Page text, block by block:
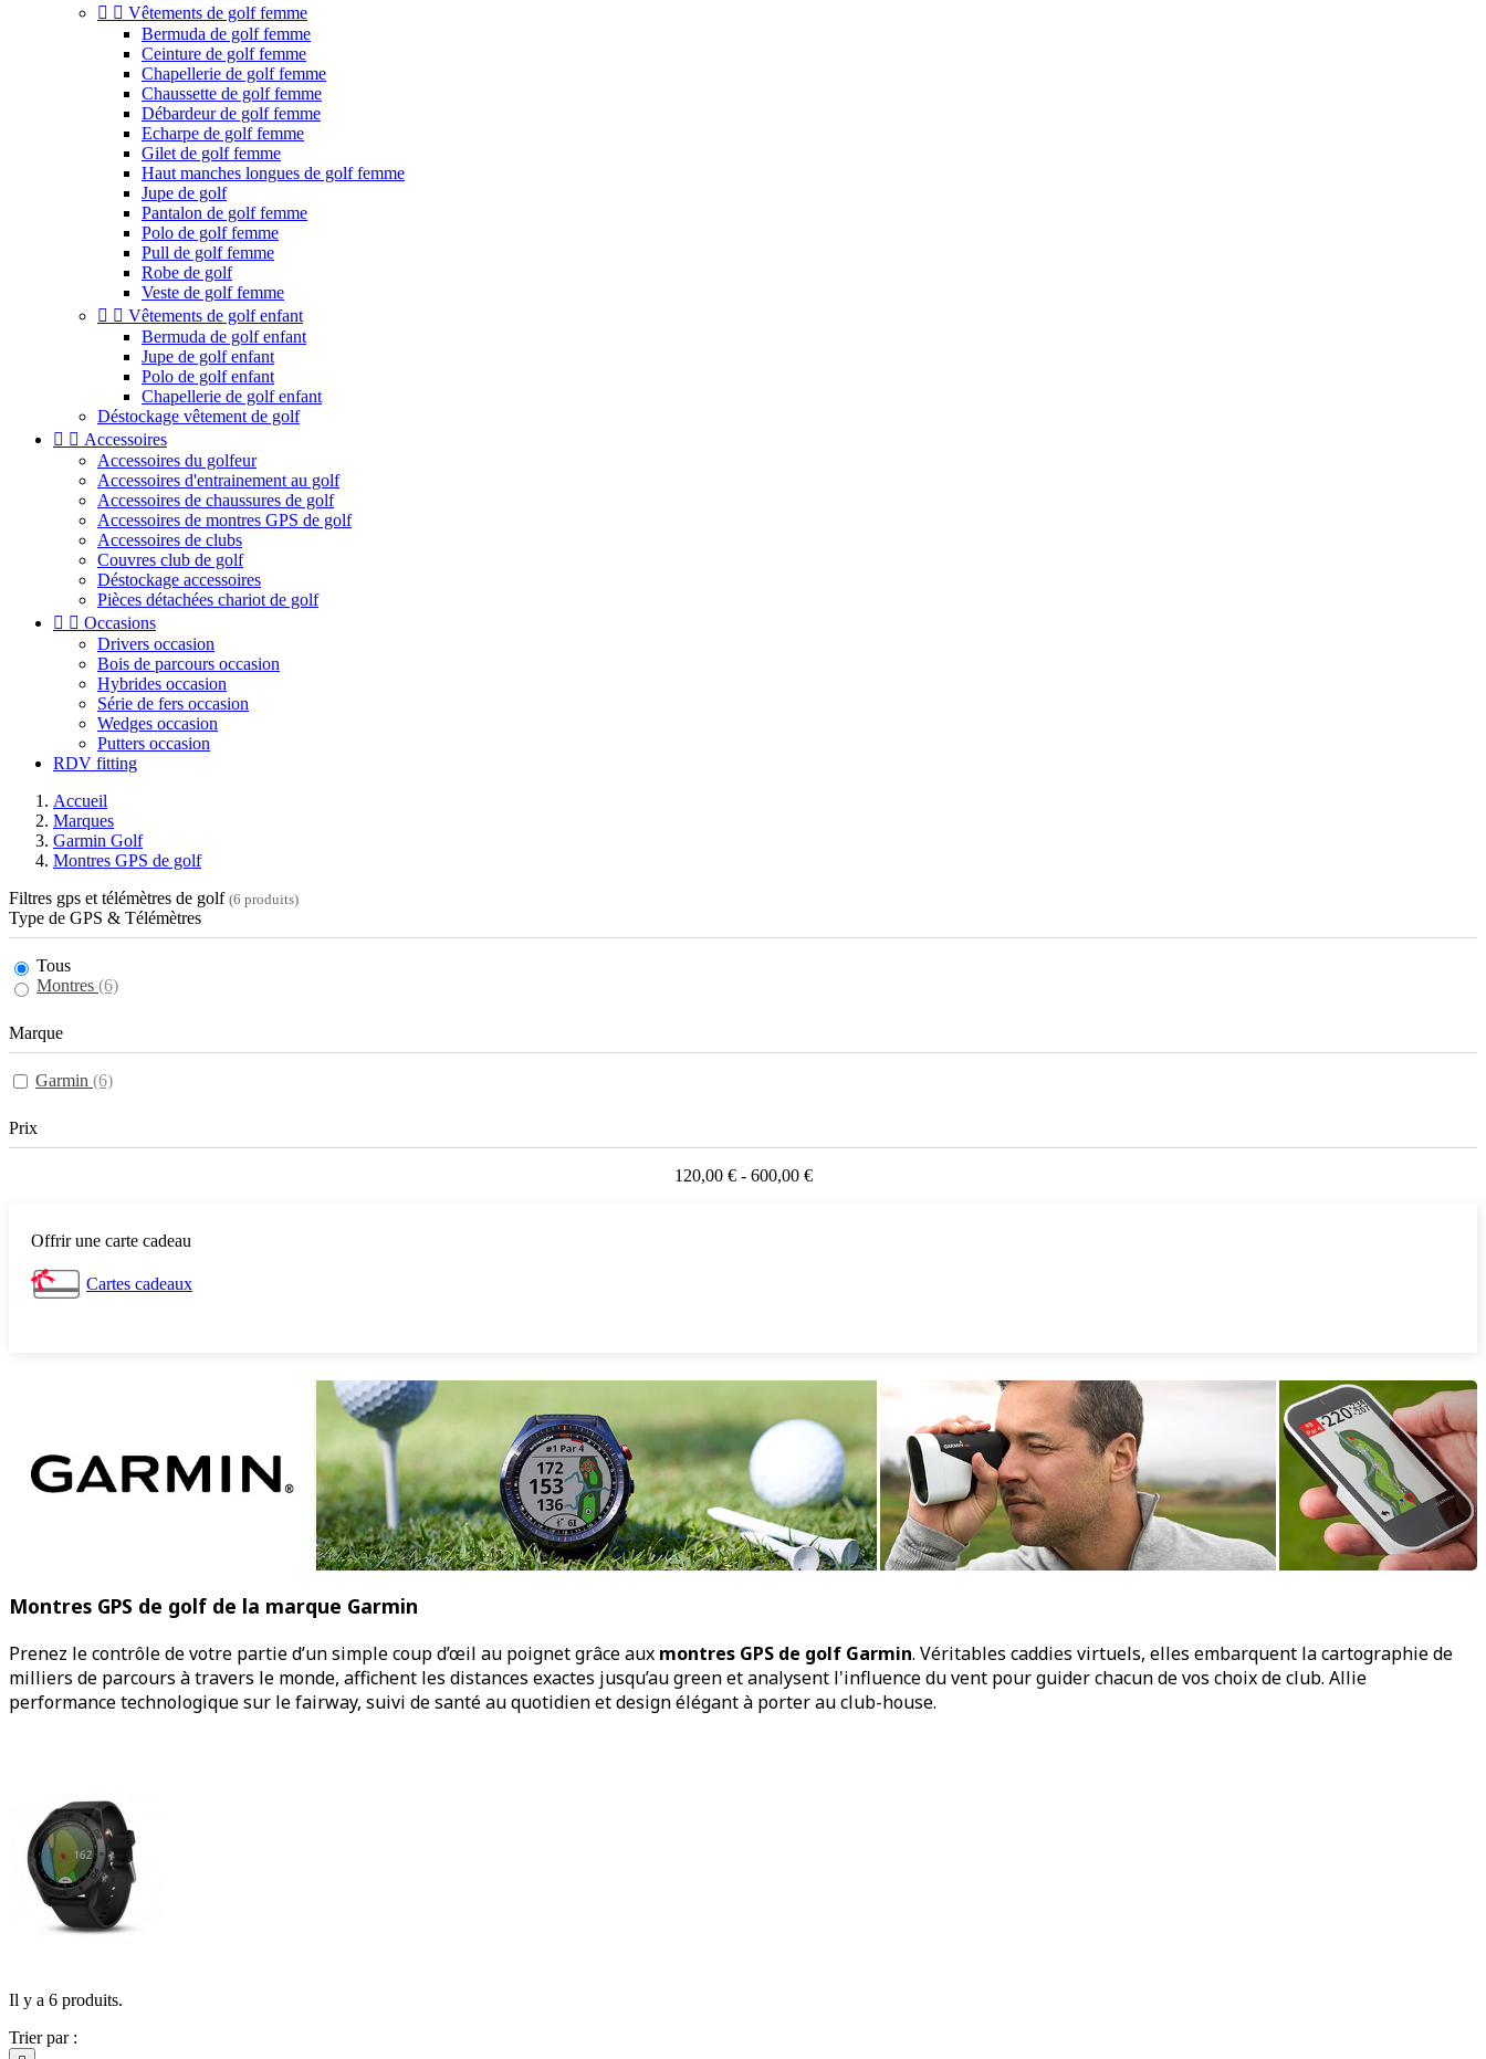
  Vêtements de golf femme
Bermuda de golf femme
Ceinture de golf femme
Chapellerie de golf femme
Chaussette de golf femme
Débardeur de golf femme
Echarpe de golf femme
Gilet de golf femme
Haut manches longues de golf femme
Jupe de golf
Pantalon de golf femme
Polo de golf femme
Pull de golf femme
Robe de golf
Veste de golf femme
  Vêtements de golf enfant
Bermuda de golf enfant
Jupe de golf enfant
Polo de golf enfant
Chapellerie de golf enfant
Déstockage vêtement de golf
  Accessoires
Accessoires du golfeur
Accessoires d'entrainement au golf
Accessoires de chaussures de golf
Accessoires de montres GPS de golf
Accessoires de clubs
Couvres club de golf
Déstockage accessoires
Pièces détachées chariot de golf
  Occasions
Drivers occasion
Bois de parcours occasion
Hybrides occasion
Série de fers occasion
Wedges occasion
Putters occasion
RDV fitting
Accueil
Marques
Garmin Golf
Montres GPS de golf
Filtres gps et télémètres de golf (6 produits)
Type de GPS & Télémètres
Tous
Montres (6)
Marque
Garmin (6)
Prix
120,00 € - 600,00 €
Offrir une carte cadeau
Cartes cadeaux
Montres GPS de golf de la marque Garmin
Prenez le contrôle de votre partie d’un simple coup d’œil au poignet grâce aux montres GPS de golf Garmin. Véritables caddies virtuels, elles embarquent la cartographie de
milliers de parcours à travers le monde, affichent les distances exactes jusqu’au green et analysent l'influence du vent pour guider chacun de vos choix de club. Allie
performance technologique sur le fairway, suivi de santé au quotidien et design élégant à porter au club-house.
Il y a 6 produits.
Trier par :